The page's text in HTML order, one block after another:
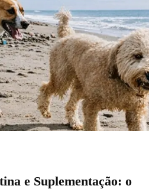
e Suplementação: o